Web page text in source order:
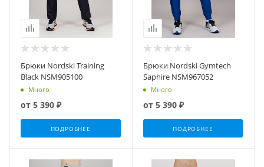
Брюки Nordski Training
Black NSM905100
Много
от 5 390 ₽
ПОДРОБНЕЕ
Брюки Nordski Gymtech
Saphire NSM967052
Много
от 5 390 ₽
ПОДРОБНЕЕ